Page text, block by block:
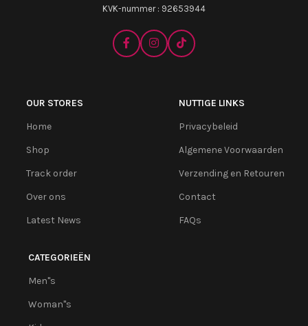
KVK-nummer : 92653944
OUR STORES
Home
Shop
Track order
Over ons
Latest News
NUTTIGE LINKS
Privacybeleid
Algemene Voorwaarden
Verzending en Retouren
Contact
FAQs
CATEGORIEËN
Men''s
Woman''s